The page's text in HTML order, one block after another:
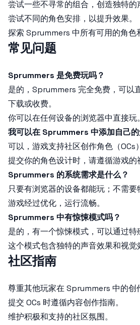
尝试一些不寻常的组合，创造独特的
尝试不同的角色安排，以提升效果。
探索 Sprummers 中所有可用的角色
常见问题
Sprummers 是免费玩吗？
是的，Sprummers 完全免费，可以
下载或收费。
你可以在任何设备的浏览器中直接玩。
我可以在 Sprummers 中添加自己的
可以，游戏支持社区创作角色（OCs
提交你的角色设计时，请遵循游戏的
Sprummers 的系统需求是什么？
只要有浏览器的设备都能玩；不需要
游戏经过优化，运行流畅。
Sprummers 中有惊悚模式吗？
是的，有一个惊悚模式，可以通过特
这个模式包含独特的声音效果和视觉
社区指南
尊重其他玩家在 Sprummers 中的创
提交 OCs 时遵循内容创作指南。
维护积极和支持的社区氛围。